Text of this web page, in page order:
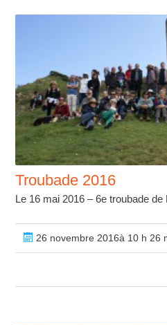
Troubade 2016
Le 16 mai 2016 – 6e troubade de
26 novembre 2016à 10 h 26